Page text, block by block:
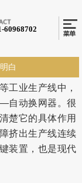
60968702
白
业生产线中，
自动换网器。很
楚它的具体作用
挤出生产线连续
装置，也是现代